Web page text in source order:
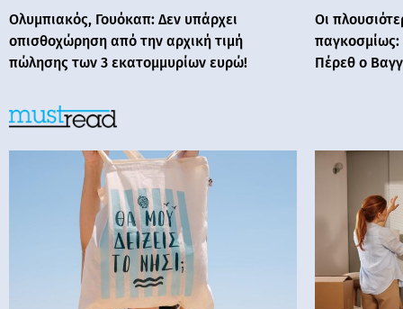
Ολυμπιακός, Γουόκαπ: Δεν υπάρχει
οπισθοχώρηση από την αρχική τιμή
πώλησης των 3 εκατομμυρίων ευρώ!
Οι
Πέρεθ ο